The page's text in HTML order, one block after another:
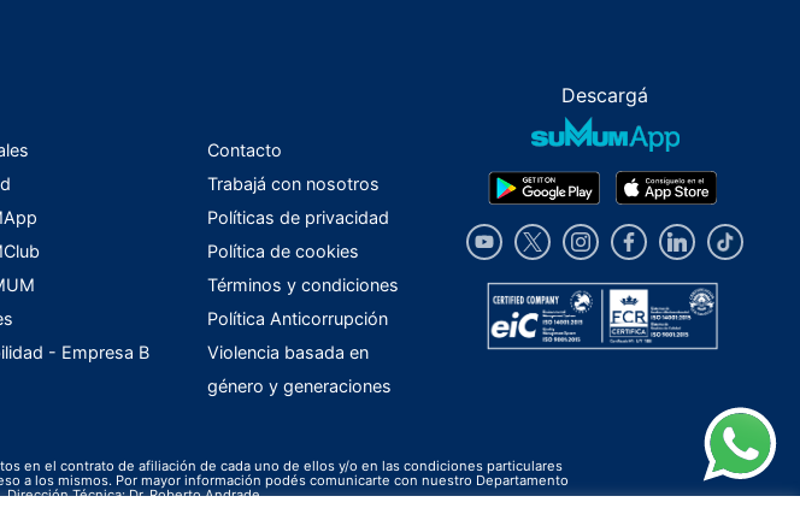
- Empresa B
Contacto
Trabajá con nosotros
Políticas de privacidad
Política de cookies
Términos y condiciones
Política Anticorrupción
Violencia basada en
género y generaciones
Descargá
en el contrato de afiliación de cada uno de ellos y/o en las condiciones particulares
a los mismos. Por mayor información podés comunicarte con nuestro Departamento
Técnica: Dr. Roberto Andrade.